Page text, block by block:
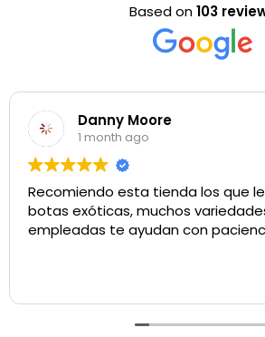
Based on103
Danny Moore
1 month ago
Recomiendo esta tienda los que
botas exóticas, muchos
empleadas te ayudan con